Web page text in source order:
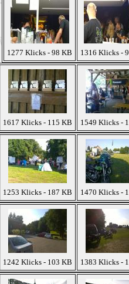
1277 Klicks - 98 KB 1316 Klicks -
1617 Klicks - 115 KB 1549 Klicks -
1253 Klicks - 187 KB 1470 Klicks -
1242 Klicks - 103 KB 1383 Klicks -